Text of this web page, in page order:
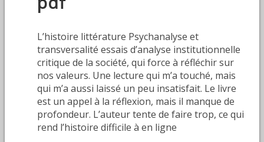
L’histoire littérature Psychanalyse et
transversalité essais d’analyse institutionnelle
critique de la société, qui force à réfléchir sur
nos valeurs. Une lecture qui m’a touché, mais
qui m’a aussi laissé un peu insatisfait. Le livre
est un appel à la réflexion, mais il manque de
profondeur. L’auteur tente de faire trop, ce qui
rend l’histoire difficile à en ligne